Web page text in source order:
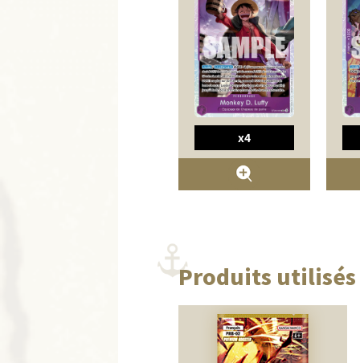
x4
Produits utilisés